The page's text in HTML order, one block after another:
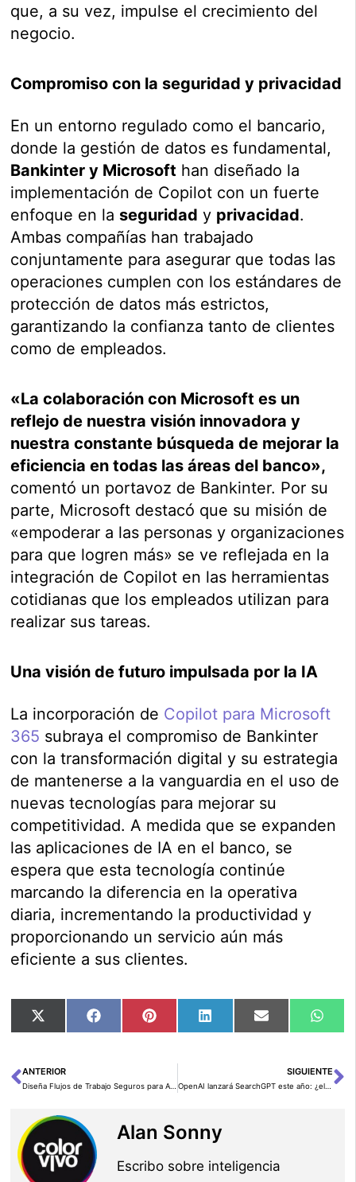
que, a su vez, impulse el crecimiento del
negocio.
Compromiso con la seguridad y privacidad
En un entorno regulado como el bancario,
donde la gestión de datos es fundamental,
Bankinter y Microsoft han diseñado la
implementación de Copilot con un fuerte
enfoque en la seguridad y privacidad.
Ambas compañías han trabajado
conjuntamente para asegurar que todas las
operaciones cumplen con los estándares de
protección de datos más estrictos,
garantizando la confianza tanto de clientes
como de empleados.
«La colaboración con Microsoft es un
reflejo de nuestra visión innovadora y
nuestra constante búsqueda de mejorar la
eficiencia en todas las áreas del banco»,
comentó un portavoz de Bankinter. Por su
parte, Microsoft destacó que su misión de
«empoderar a las personas y organizaciones
para que logren más» se ve reflejada en la
integración de Copilot en las herramientas
cotidianas que los empleados utilizan para
realizar sus tareas.
Una visión de futuro impulsada por la IA
La incorporación de Copilot para Microsoft
365 subraya el compromiso de Bankinter
con la transformación digital y su estrategia
de mantenerse a la vanguardia en el uso de
nuevas tecnologías para mejorar su
competitividad. A medida que se expanden
las aplicaciones de IA en el banco, se
espera que esta tecnología continúe
marcando la diferencia en la operativa
diaria, incrementando la productividad y
proporcionando un servicio aún más
eficiente a sus clientes.
Compartir
en
X
Compartir
en
FacebookCompartir
en
PinterestCompartir
en
LinkedInCompartir
en
Email
en
Ant
ANTERIOR SIGUIENTE
Alan Sonny
Escribo sobre inteligencia